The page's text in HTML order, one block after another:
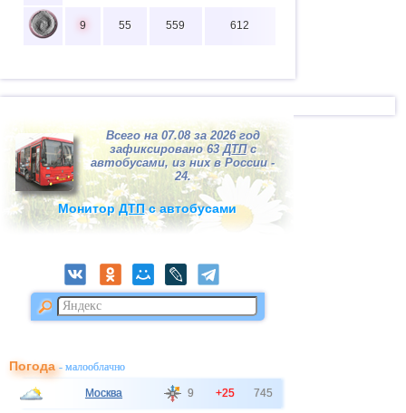
9 55 559 612
Всего на 07.08 за 2026 год
зафиксировано 63ДТПс
автобусами, из них в России -
24.
Монитор ДТПс автобусами
Погода- малооблачно
Москва 9 +25 745